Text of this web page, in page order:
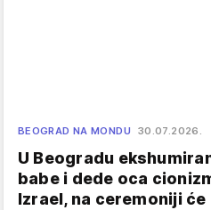
BEOGRAD NA MONDU 30.07.2026.
U Beogradu
babe i dede oca
Izrael, na ceremoniji